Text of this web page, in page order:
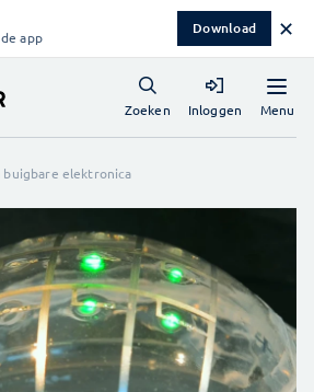
app Download ✕
Menu
Zoeken Inloggen
buigbare elektronica